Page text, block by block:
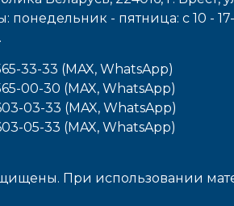
понедельник - пятница: с 10 -
33-33 (MAX, WhatsApp)
00-30 (MAX, WhatsApp)
03-33 (MAX, WhatsApp)
05-33 (MAX, WhatsApp)
При использовании